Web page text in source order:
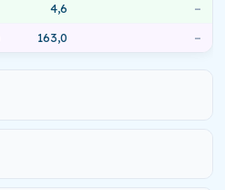
4,6
–
163,0 –